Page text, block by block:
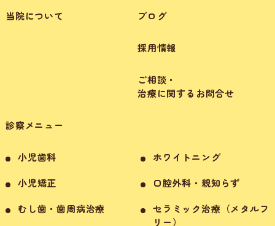
当院について
診察メニュー
小児歯科
小児矯正
むし歯・歯周病治療
ホワイトニング
口腔外科・親知らず
セラミック治療（メタルフ
リー）
ブログ
採用情報
ご相談・
治療に関するお問合せ